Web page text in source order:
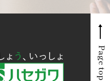
Page top